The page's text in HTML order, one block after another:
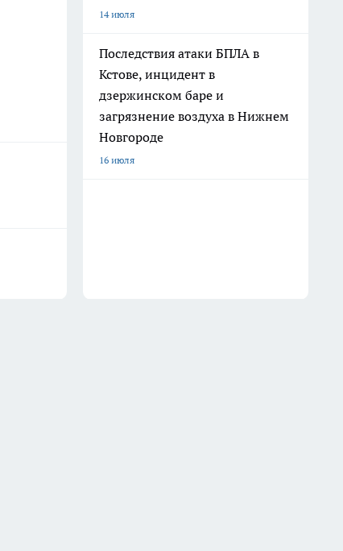
14 июля
Последствия атаки БПЛА в
Кстове, инцидент в
дзержинском баре и
загрязнение воздуха в Нижнем
Новгороде
16 июля